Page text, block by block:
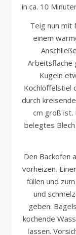
in ca. 10
Teig nun mit
einem
Arbeitsfläche
Kugeln
Kochlöffelstiel
durch
cm groß ist.
belegtes
Den Backofen
vorheizen.
füllen und
und
geben.
kochende
lassen.